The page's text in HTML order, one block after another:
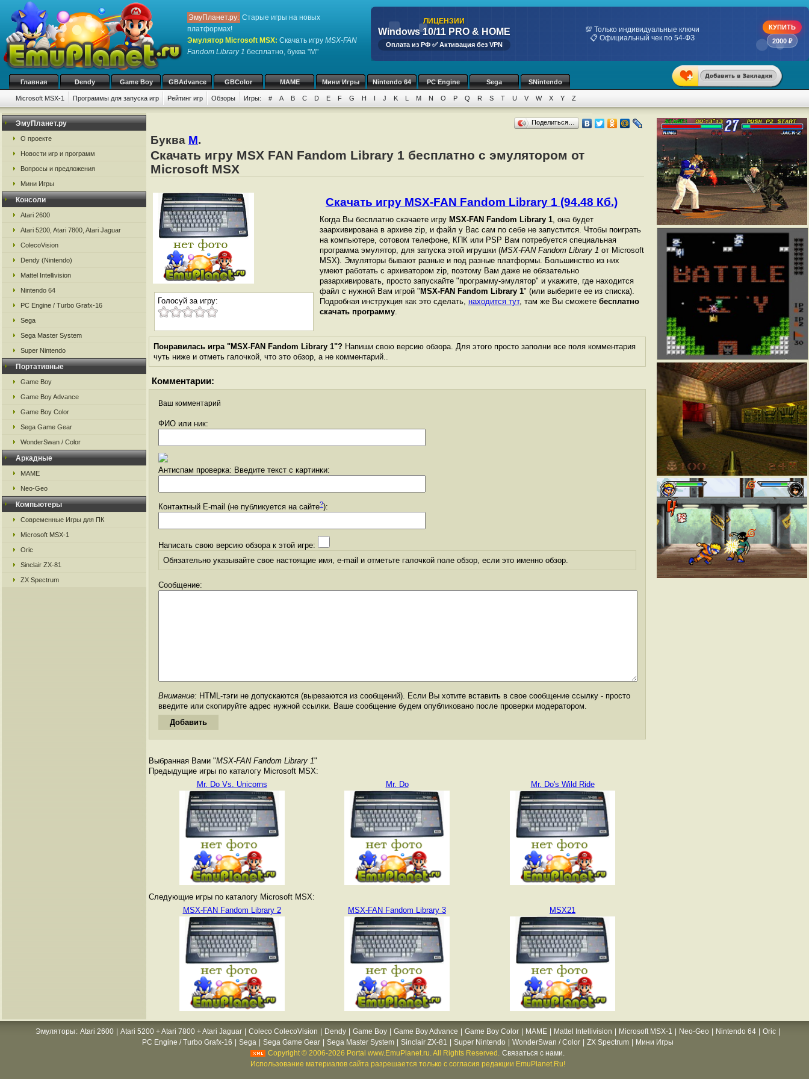
ЭмуПланет.ру: Старые игры на новых
платформах!
Эмулятор Microsoft MSX: Скачать игру MSX-FAN
Fandom Library 1 бесплатно, буква "M"
ЛИЦЕНЗИИ
Windows 10/11 PRO & HOME
Оплата из РФ ✅ Активация без VPN
💯 Только индивидуальные ключи
📋 Официальный чек по 54-ФЗ
КУПИТЬ
2000 ₽
Главная Dendy Game Boy GBAdvance GBColor MAME Мини Игры Nintendo 64 PC Engine Sega SNintendo
Microsoft MSX-1 Программы для запуска игр Рейтинг игр Обзоры Игры: # A B C D E F G H I J K L M N O P Q R S T U V W X Y Z
ЭмуПланет.ру
О проекте
Новости игр и программ
Вопросы и предложения
Мини Игры
Консоли
Atari 2600
Atari 5200, Atari 7800, Atari Jaguar
ColecoVision
Dendy (Nintendo)
Mattel Intellivision
Nintendo 64
PC Engine / Turbo Grafx-16
Sega
Sega Master System
Super Nintendo
Портативные
Game Boy
Game Boy Advance
Game Boy Color
Sega Game Gear
WonderSwan / Color
Аркадные
MAME
Neo-Geo
Компьютеры
Современные Игры для ПК
Microsoft MSX-1
Oric
Sinclair ZX-81
ZX Spectrum
Поделиться…
Буква M.
Скачать игру MSX FAN Fandom Library 1 бесплатно с эмулятором от
Microsoft MSX
Голосуй за игру:
Скачать игру MSX-FAN Fandom Library 1 (94.48 Кб.)
Когда Вы бесплатно скачаете игру MSX-FAN Fandom Library 1, она будет
заархивирована в архиве zip, и файл у Вас сам по себе не запустится. Чтобы поиграть
на компьютере, сотовом телефоне, КПК или PSP Вам потребуется специальная
программа эмулятор, для запуска этой игрушки (MSX-FAN Fandom Library 1 от Microsoft
MSX). Эмуляторы бывают разные и под разные платформы. Большинство из них
умеют работать с архиватором zip, поэтому Вам даже не обязательно
разархивировать, просто запускайте "программу-эмулятор" и укажите, где находится
файл с нужной Вам игрой " MSX-FAN Fandom Library 1" (или выберите ее из списка).
Подробная инструкция как это сделать, находится тут, там же Вы сможете бесплатно
скачать программу.
Понравилась игра "MSX-FAN Fandom Library 1"? Напиши свою версию обзора. Для этого просто заполни все поля комментария
чуть ниже и отметь галочкой, что это обзор, а не комментарий..
Комментарии:
Ваш комментарий
ФИО или ник:
Антиспам проверка: Введите текст с картинки:
Контактный E-mail (не публикуется на сайте?):
Написать свою версию обзора к этой игре:
Обязательно указывайте свое настоящие имя, e-mail и отметьте галочкой поле обзор, если это именно обзор.
Сообщение:
Внимание: HTML-тэги не допускаются (вырезаются из сообщений). Если Вы хотите вставить в свое сообщение ссылку - просто
введите или скопируйте адрес нужной ссылки. Ваше сообщение будем опубликовано после проверки модератором.
Выбранная Вами "MSX-FAN Fandom Library 1"
Предыдущие игры по каталогу Microsoft MSX:
Mr. Do Vs. Unicorns
Mr. Do Mr. Do's Wild Ride
Следующие игры по каталогу Microsoft MSX:
MSX-FAN Fandom Library 2
MSX-FAN Fandom Library 3 MSX21
Эмуляторы : Atari 2600 Atari 5200 + Atari 7800 + Atari Jaguar Coleco ColecoVision Dendy Game Boy Game Boy Advance Game Boy Color MAME Mattel Intellivision Microsoft MSX-1 Neo-Geo Nintendo 64 Oric
PC Engine / Turbo Grafx-16
Sega Sega Game Gear Sega Master System Sinclair ZX-81 Super Nintendo WonderSwan / Color ZX Spectrum
Мини Игры
Copyright © 2006-2026 Portal www.EmuPlanet.ru. All Rights Reserved. Связаться с нами.
Использование материалов сайта разрешается только с согласия редакции EmuPlanet.Ru!